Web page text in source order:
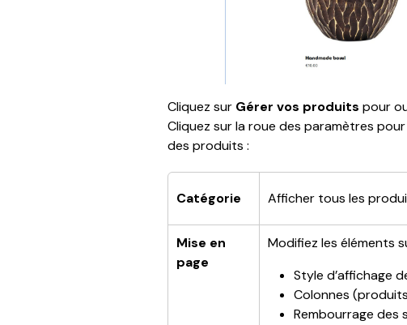
Cliquez sur Gérer vos produits pour
Cliquez sur la roue des paramètres
des produits :
Catégorie Afficher tous les
Mise en
page
Modifiez les éléments
Style d’affichage
Colonnes
Rembourrage des